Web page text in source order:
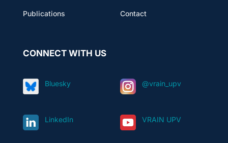
Publications Contact
CONNECT WITH US
Bluesky @vrain_upv
LinkedIn VRAIN UPV